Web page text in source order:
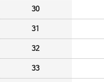
30
31
32
33